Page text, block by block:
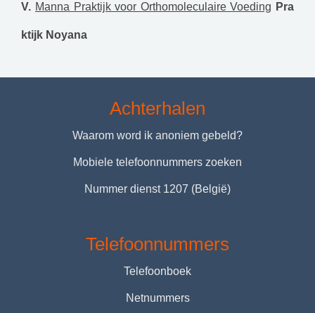
V. Manna Praktijk voor Orthomoleculaire Voeding Pra
ktijk Noyana
Achterhalen
Waarom word ik anoniem gebeld?
Mobiele telefoonnummers zoeken
Nummer dienst 1207 (België)
Telefoonnummers
Telefoonboek
Netnummers